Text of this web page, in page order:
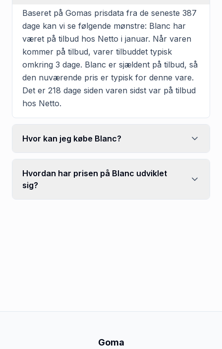
Baseret på Gomas prisdata fra de seneste 387
dage kan vi se følgende mønstre: Blanc har
været på tilbud hos Netto i januar. Når varen
kommer på tilbud, varer tilbuddet typisk
omkring 3 dage. Blanc er sjældent på tilbud, så
den nuværende pris er typisk for denne vare.
Det er 218 dage siden varen sidst var på tilbud
hos Netto.
Hvor kan jeg købe Blanc?
Hvordan har prisen på Blanc udviklet
sig?
Goma